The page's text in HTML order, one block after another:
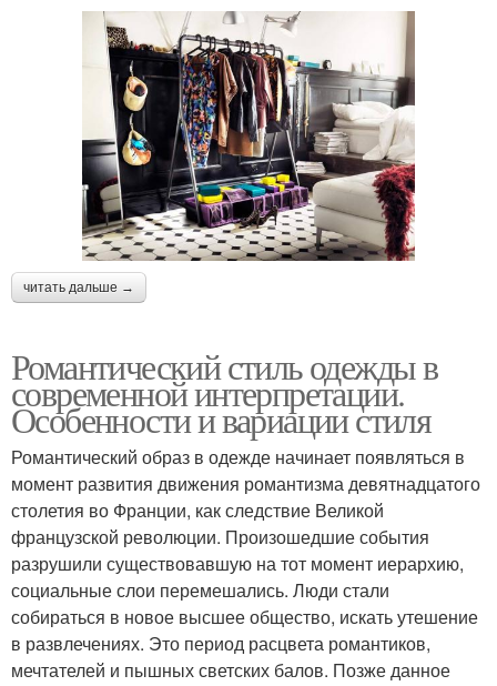
читать дальше →
Романтический стиль одежды в
современной интерпретации.
Особенности и вариации стиля
Романтический образ в одежде начинает появляться в
момент развития движения романтизма девятнадцатого
столетия во Франции, как следствие Великой
французской революции. Произошедшие события
разрушили существовавшую на тот момент иерархию,
социальные слои перемешались. Люди стали
собираться в новое высшее общество, искать утешение
в развлечениях. Это период расцвета романтиков,
мечтателей и пышных светских балов. Позже данное